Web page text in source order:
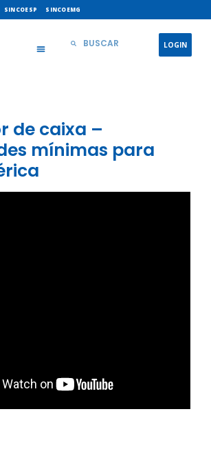
SINCOESP SINCOEMG
LOGIN
de caixa –
mínimas para